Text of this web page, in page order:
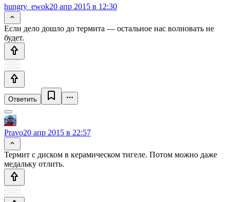
hungry_ewok20 апр 2015 в 12:30
Если дело дошло до термита — остальное нас волновать не
будет.
Ответить
Pravo20 апр 2015 в 22:57
Термит с диском в керамическом тигеле. Потом можно даже
медальку отлить.